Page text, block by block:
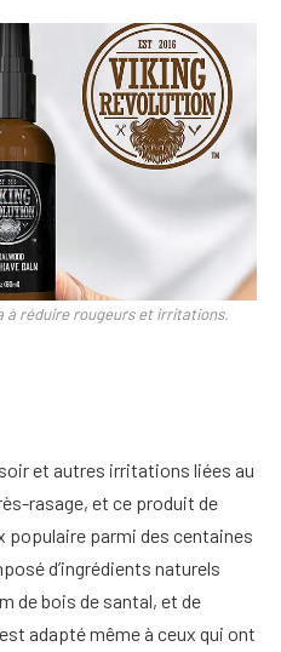
à réduire rougeurs et irritations.
et autres irritations liées au
rasage, et ce produit de
populaire parmi des centaines
d’ingrédients naturels
de bois de santal, et de
adapté même à ceux qui ont